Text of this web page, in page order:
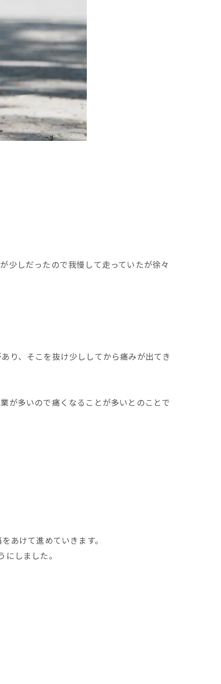
少しだったので我慢して走っていたが徐々
り、そこを抜け少ししてから痛みが出てき
が多いので痛くなることが多いとのことで
あけて進めていきます。
しました。